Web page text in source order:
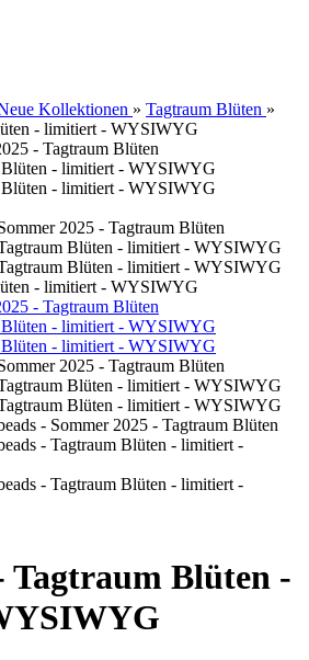
Kollektionen » Tagtraum Blüten »
- limitiert - WYSIWYG
- limitiert - WYSIWYG
Tagtraum Blüten -